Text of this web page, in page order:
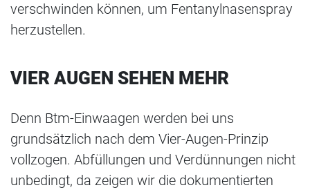
verschwinden können, um Fentanylnasenspray
herzustellen.
VIER AUGEN SEHEN MEHR
Denn Btm-Einwaagen werden bei uns
grundsätzlich nach dem Vier-Augen-Prinzip
vollzogen. Abfüllungen und Verdünnungen nicht
unbedingt, da zeigen wir die dokumentierten